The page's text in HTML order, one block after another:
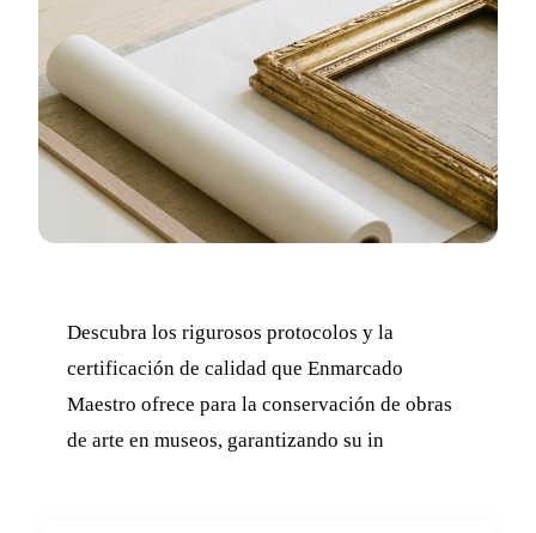
Descubra los rigurosos protocolos y la
certificación de calidad que Enmarcado
Maestro ofrece para la conservación de obras
de arte en museos, garantizando su in